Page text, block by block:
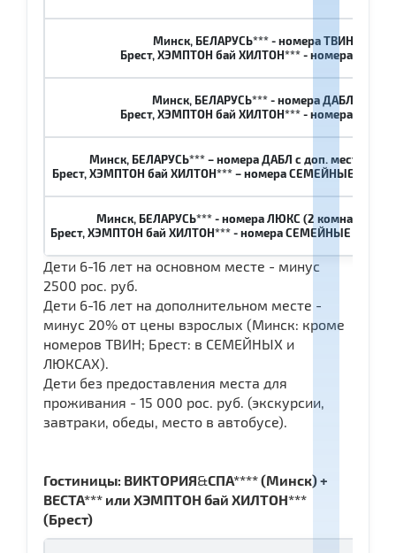
Минск, БЕЛАРУСЬ*** - номера ТВИН
Брест, ХЭМПТОН бай ХИЛТОН*** - номера ТВИН
Минск, БЕЛАРУСЬ*** - номера ДАБЛ
Брест, ХЭМПТОН бай ХИЛТОН*** - номера ДАБЛ
Минск, БЕЛАРУСЬ*** – номера ДАБЛ с доп. местом (3
Брест, ХЭМПТОН бай ХИЛТОН*** – номера СЕМЕЙНЫЕ (1
Минск, БЕЛАРУСЬ*** - номера ЛЮКС (2 комнаты, 2
Брест, ХЭМПТОН бай ХИЛТОН*** - номера СЕМЕЙНЫЕ (1
Дети 6-16 лет на основном месте - минус
2500 рос. руб.
Дети 6-16 лет на дополнительном месте -
минус 20% от цены взрослых (Минск: кроме
номеров ТВИН; Брест: в СЕМЕЙНЫХ и
ЛЮКСАХ).
Дети без предоставления места для
проживания - 15 000 рос. руб. (экскурсии,
завтраки, обеды, место в автобусе).
Гостиницы: ВИКТОРИЯ&СПА**** (Минск) +
ВЕСТА*** или ХЭМПТОН бай ХИЛТОН***
(Брест)